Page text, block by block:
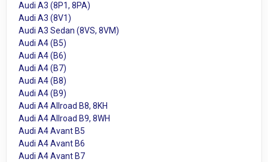
Audi A3 (8P1, 8PA)
Audi A3 (8V1)
Audi A3 Sedan (8VS, 8VM)
Audi A4 (B5)
Audi A4 (B6)
Audi A4 (B7)
Audi A4 (B8)
Audi A4 (B9)
Audi A4 Allroad B8, 8KH
Audi A4 Allroad B9, 8WH
Audi A4 Avant B5
Audi A4 Avant B6
Audi A4 Avant B7